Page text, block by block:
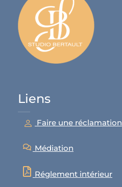
Liens
Faire une réclamation
Médiation
Réglement intérieur